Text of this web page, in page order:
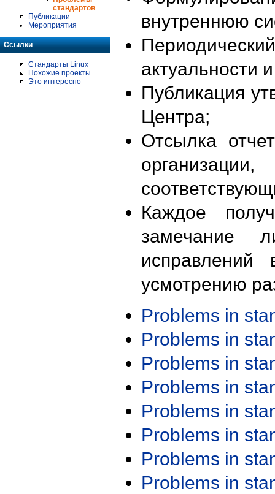
стандартов
Публикации
Мероприятия
Ссылки
Стандарты Linux
Похожие проекты
Это интересно
внутреннюю
актуальности
Публикация
Центра;
Отсылка
Каждое
замечание
исправлений
усмотрению
Problems in
Problems in
Problems in
Problems in
Problems in
Problems in
Problems in
Problems in